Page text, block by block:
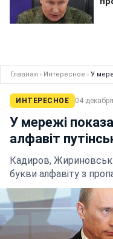
Главная › Интересное › У
ИНТЕРЕСНОЕ 04
У мережі
алфавіт
Кадиров,
букви алфавіту з